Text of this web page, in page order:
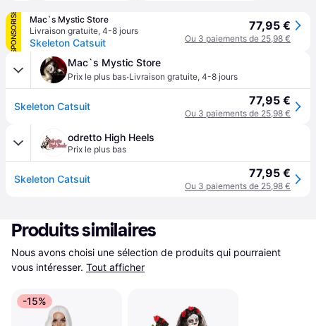
SPONSORISÉ
Mac`s Mystic Store
Livraison gratuite, 4-8 jours
Skeleton Catsuit
77,95 €
Ou 3 paiements de 25,98 €
Mac`s Mystic Store
Prix le plus bas·Livraison gratuite, 4-8 jours
Skeleton Catsuit 77,95 €
Ou 3 paiements de 25,98 €
odretto High Heels
Prix le plus bas
Skeleton Catsuit 77,95 €
Ou 3 paiements de 25,98 €
Produits similaires
Nous avons choisi une sélection de produits qui pourraient
vous intéresser. Tout afficher
-15%